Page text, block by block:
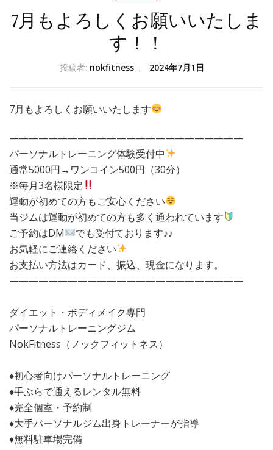
7月もよろしくお願いいたしま
す！！
投稿者: nokfitness 、 2024年7月1日
7月もよろしくお願いいたします
————————————————————————
パーソナルトレーニング体験受付中
通常5000円→ワンコイン500円（30分）
※毎月3名様限定
運動が初めての方もご安心ください
当ジムは運動が初めての方も多く通われています
ご予約はDM
でも受付ております♪♪
お気軽にご連絡ください
お支払い方法はカード、振込、現金になります。
————————————————————————
ダイエット・ボディメイク専門
パーソナルトレーニングジム
NokFitness（ノックフィットネス）
♦︎初心者向けパーソナルトレーニング
♦︎手ぶらで通えるレンタル無料
♦︎完全個室・予約制
♦︎大手パーソナルジム出身トレーナーが指導
♦︎無料駐車場完備